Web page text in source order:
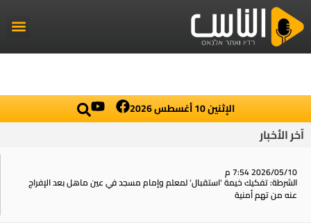
الإثنين 10 أغسطس 2026
آخر الأخبار
2026/05/10 7:54 م
الشرطة: تفكيك خيمة ‘استقبال‘ لمعلم وإمام مسجد في عين ماهل بعد الإفراج
عنه من تهم أمنية